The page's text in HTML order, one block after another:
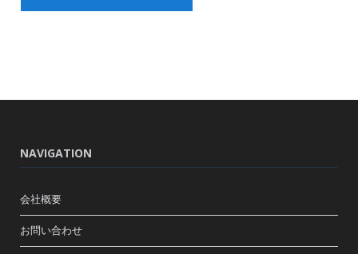
NAVIGATION
会社概要
お問い合わせ